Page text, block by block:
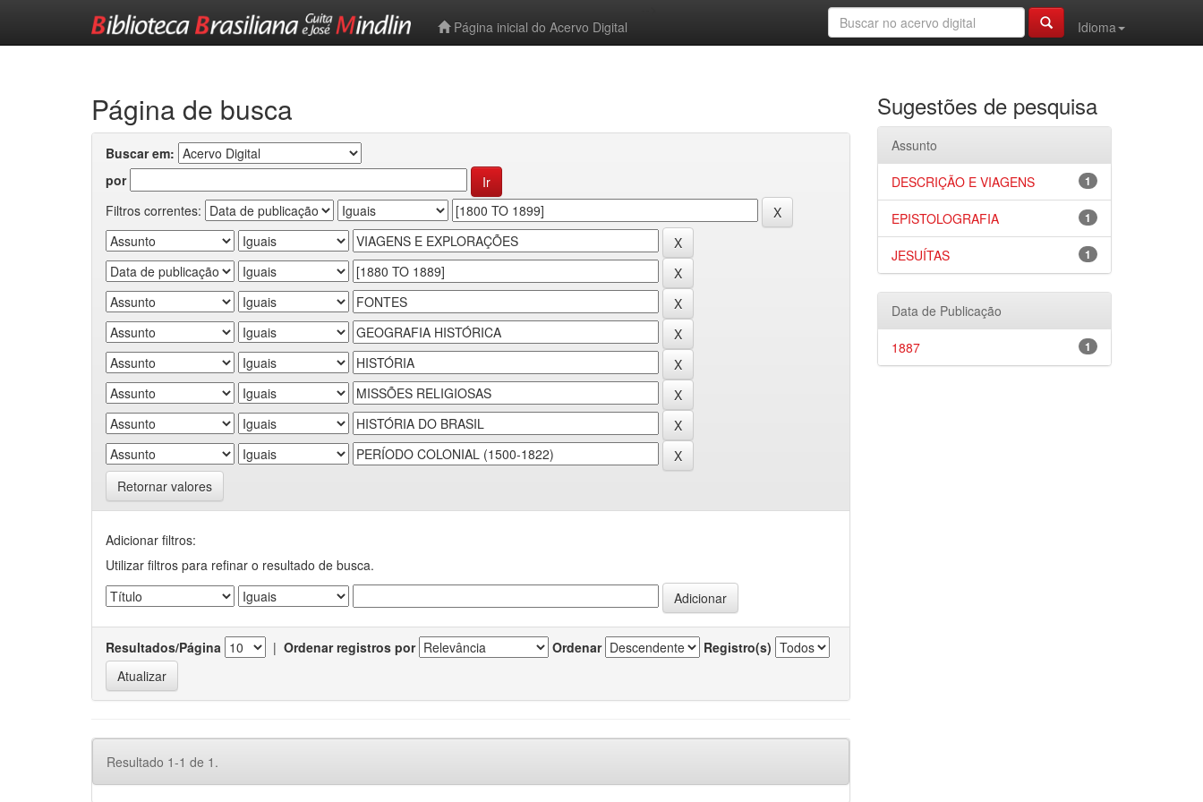
Página inicial do Acervo Digital
Idioma
Página de busca
Buscar em:
por
Filtros correntes:
Retornar valores
Adicionar filtros:
Utilizar filtros para refinar o resultado de busca.
Resultados/Página | Ordenar registros por Ordenar Registro(s)
Resultado 1-1 de 1.
Sugestões de pesquisa
Assunto
1
DESCRIÇÃO E VIAGENS
1
EPISTOLOGRAFIA
1
JESUÍTAS
Data de Publicação
1
1887